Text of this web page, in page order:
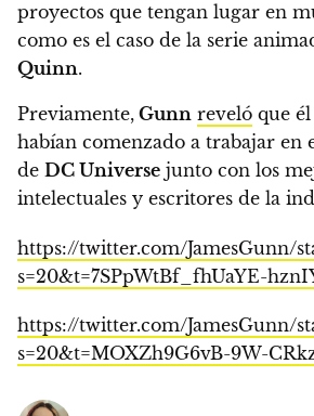
proyectos que tengan lugar en
como es el caso de la serie
Quinn.
Previamente, Gunn reveló que
habían comenzado a trabajar en
de DC Universe junto con los
intelectuales y escritores de la
https://twitter.com/JamesGunn/
s=20&t=7SPpWtBf_fhUaYE-
https://twitter.com/JamesGunn/
s=20&t=MOXZh9G6vB-9W-